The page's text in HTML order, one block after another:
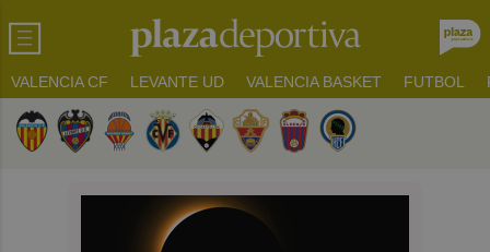
VALENCIA CF LEVANTE UD VALENCIA BASKET FUTBOL